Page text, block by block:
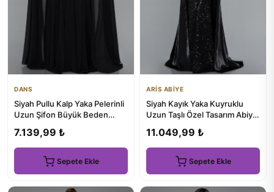
DANS
Siyah Pullu Kalp Yaka Pelerinli
Uzun Şifon Büyük Beden
7.139,99 ₺
Sepete Ekle
ARİS ABİYE
Siyah Kayık Yaka Kuyruklu
Uzun Taşlı Özel Tasarım Abiye
11.049,99 ₺
Sepete Ekle